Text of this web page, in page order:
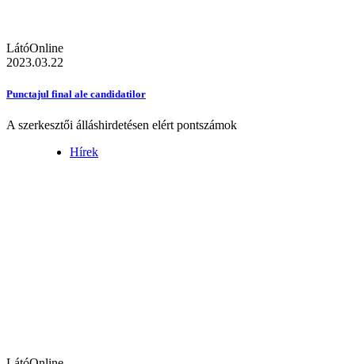
LátóOnline
2023.03.22
Punctajul final ale candidatilor
A szerkesztői álláshirdetésen elért pontszámok
Hírek